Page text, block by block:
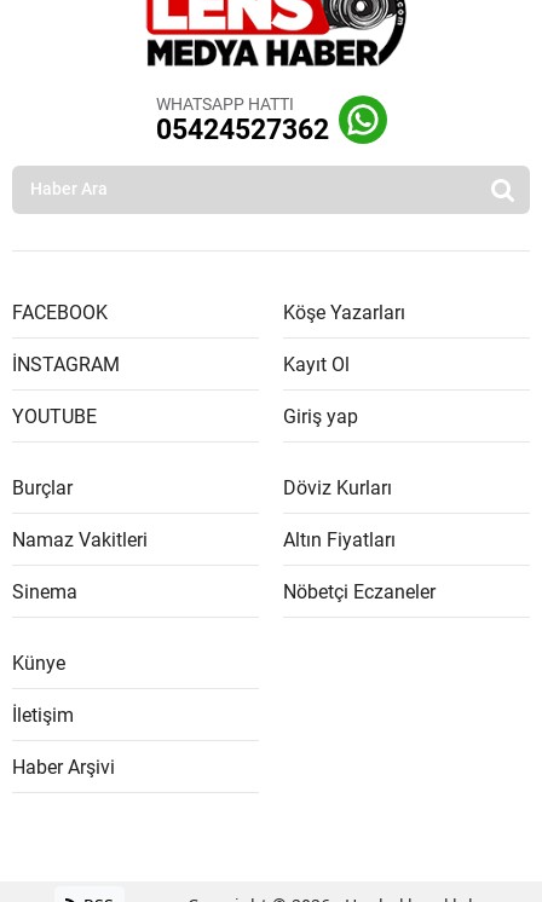
WHATSAPP HATTI
05424527362
FACEBOOK
İNSTAGRAM
YOUTUBE
Köşe Yazarları
Kayıt Ol
Giriş yap
Burçlar
Namaz Vakitleri
Sinema
Döviz Kurları
Altın Fiyatları
Nöbetçi Eczaneler
Künye
İletişim
Haber Arşivi